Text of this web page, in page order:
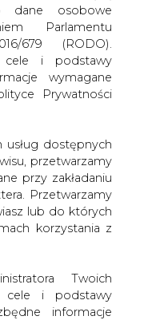
dane osobowe
Parlamentu
679 (RODO).
cele i podstawy
wymagane
Prywatności
usług dostępnych
przetwarzamy
przy zakładaniu
Przetwarzamy
lub do których
korzystania z
Twoich
cele i podstawy
informacje
/
Ocena
firmy
skomentuj
: